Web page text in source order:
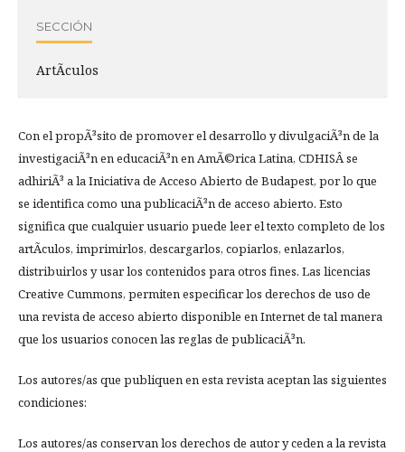
SECCIÓN
ArtÃ­culos
Con el propÃ³sito de promover el desarrollo y divulgaciÃ³n de la
investigaciÃ³n en educaciÃ³n en AmÃ©rica Latina, CDHISÂ se
adhiriÃ³ a la Iniciativa de Acceso Abierto de Budapest, por lo que
se identifica como una publicaciÃ³n de acceso abierto. Esto
significa que cualquier usuario puede leer el texto completo de los
artÃ­culos, imprimirlos, descargarlos, copiarlos, enlazarlos,
distribuirlos y usar los contenidos para otros fines. Las licencias
Creative Cummons, permiten especificar los derechos de uso de
una revista de acceso abierto disponible en Internet de tal manera
que los usuarios conocen las reglas de publicaciÃ³n.
Los autores/as que publiquen en esta revista aceptan las siguientes
condiciones:
Los autores/as conservan los derechos de autor y ceden a la revista